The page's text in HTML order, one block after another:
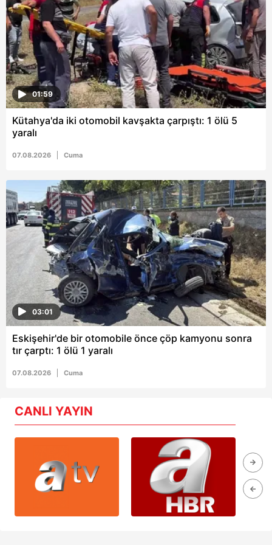
01:59
Kütahya'da iki otomobil kavşakta çarpıştı: 1 ölü 5
yaralı
07.08.2026 Cuma
03:01
Eskişehir'de bir otomobile önce çöp kamyonu sonra
tır çarptı: 1 ölü 1 yaralı
07.08.2026 Cuma
CANLI YAYIN